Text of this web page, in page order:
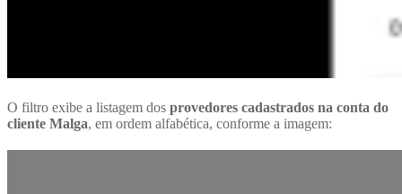
O filtro exibe a listagem dos provedores cadastrados na conta do
cliente Malga, em ordem alfabética, conforme a imagem: